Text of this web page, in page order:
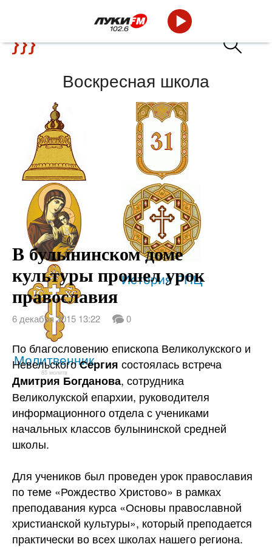
Воскресная школа
Новости Календарь
Святые История РПЦ
Молитвенник
85 молитв
В булынинском доме
культуры прошел урок
православия
6 декабря 2015 13:22 0
По благословению епископа Великолукского и
НевельскогоСергия состоялась встреча
Дмитрия Богданова, сотрудника
Великолукской епархии, руководителя
информационного отдела с учениками
начальных классов булынинской средней
школы.
Для учеников был проведен урок православия
по теме «Рождество Христово» в рамках
преподавания курса «Основы православной
христианской культуры», который преподается
практически во всех школах нашего региона.